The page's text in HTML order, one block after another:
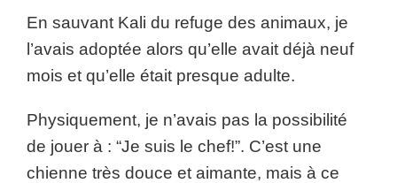
En sauvant Kali du refuge des animaux, je
l’avais adoptée alors qu’elle avait déjà neuf
mois et qu’elle était presque adulte.
Physiquement, je n’avais pas la possibilité
de jouer à : “Je suis le chef!”. C’est une
chienne très douce et aimante, mais à ce